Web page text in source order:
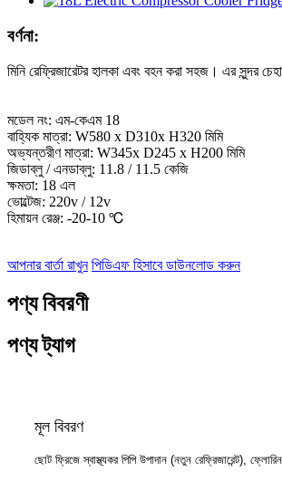
বর্ণনা:
মিনি রেফ্রিজারেটর হালকা এবং বহন করা সহজ। এর সুন্দর
মডেল নং: এম-কেএম 18
বাহ্যিক মাত্রা: W580 x D310x H320 মিমি
অভ্যন্তরীণ মাত্রা: W345x D245 x H200 মিমি
জিডাব্লু / এনডাব্লু: 11.8 / 11.5 কেজি
ক্ষমতা: 18 এল
ভোল্টেজ: 220v / 12v
হিমায়ন রেঞ্জ: -20-10 ℃
আপনার বার্তা রাখুন পিডিএফ হিসাবে ডাউনলোড করুন
পণ্য বিবরণী
পণ্য ট্যাগ
মূল বিবরণ
ছোট ফ্রিজে স্বাস্থ্যকর পিপি উপাদান (নতুন রেফ্রিজারেন্ট),